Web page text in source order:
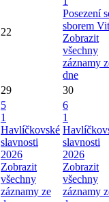
22
Posezení
sborem
Zobrazit
všechny
záznamy
dne
29 30
5
1
Havlíčkovské
slavnosti
2026
Zobrazit
všechny
záznamy ze
6
1
slavnosti
2026
Zobrazit
všechny
záznamy